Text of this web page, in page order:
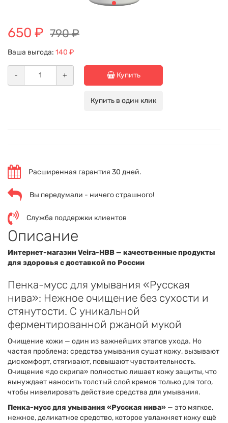
650 ₽ 790 ₽
Ваша выгода: 140 ₽
- + Купить
Купить в один клик
Расширенная гарантия 30 дней.
Вы передумали - ничего страшного!
Служба поддержки клиентов
Описание
Интернет-магазин Veira-HBB — качественные продукты
для здоровья с доставкой по России
Пенка-мусс для умывания «Русская
нива»: Нежное очищение без сухости и
стянутости. С уникальной
ферментированной ржаной мукой
Очищение кожи — один из важнейших этапов ухода. Но
частая проблема: средства умывания сушат кожу, вызывают
дискомфорт, стягивают, повышают чувствительность.
Очищение «до скрипа» полностью лишает кожу защиты, что
вынуждает наносить толстый слой кремов только для того,
чтобы нивелировать действие средства для умывания.
Пенка-мусс для умывания «Русская нива» — это мягкое,
нежное, деликатное средство, которое увлажняет кожу ещё